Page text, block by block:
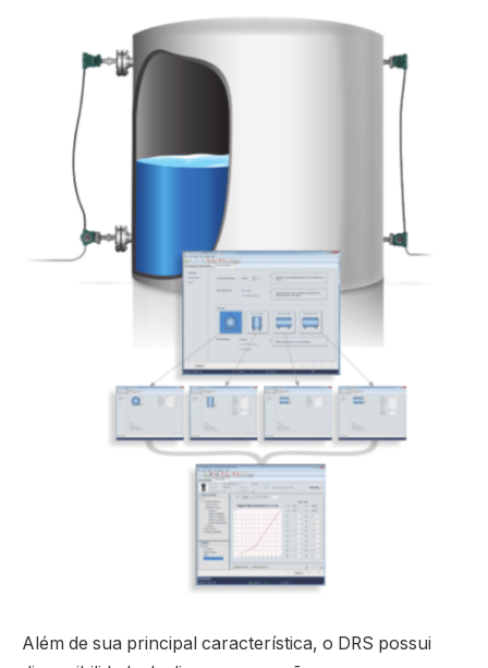
Além de sua principal característica, o DRS possui